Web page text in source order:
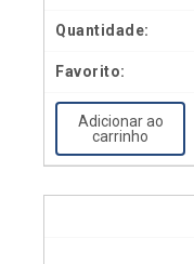
Adicionar ao
carrinho